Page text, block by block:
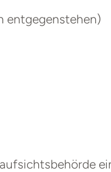
entgegenstehen)